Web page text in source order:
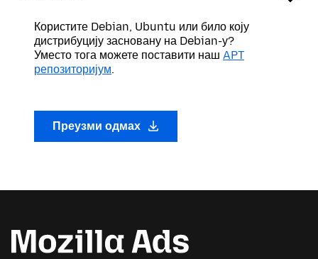
Користите Debian, Ubuntu или било коју
дистрибуцију засновану на Debian-у?
Уместо тога можете поставити наш APT
репозиторијум.
Преузми одмах